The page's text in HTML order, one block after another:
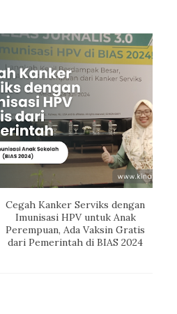
Cegah Kanker Serviks dengan
Imunisasi HPV untuk Anak
Perempuan, Ada Vaksin Gratis
dari Pemerintah di BIAS 2024